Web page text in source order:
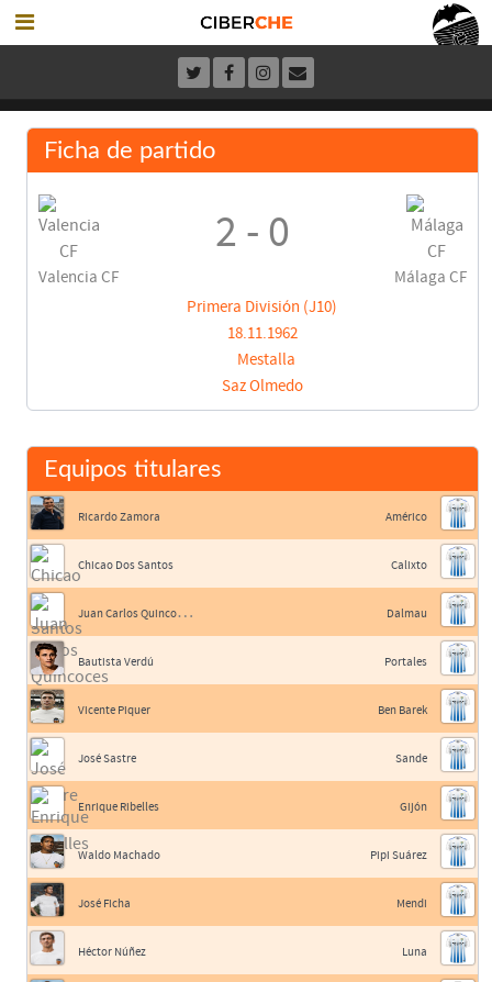
Ficha de partido
Valencia CF
2 - 0
Málaga CF
Primera División (J10)
18.11.1962
Mestalla
Saz Olmedo
Equipos titulares
Ricardo Zamora
Chicao Dos Santos
J
uan Carlos Quincoces II
Bautista Verdú
Vicente Piquer
José Sastre
Enrique Ribelles
Waldo Machado
José Ficha
Héctor Núñez
Américo
Calixto
Dalmau
Portales
Ben Barek
Sande
Gijón
Pipi Suárez
Mendi
Luna